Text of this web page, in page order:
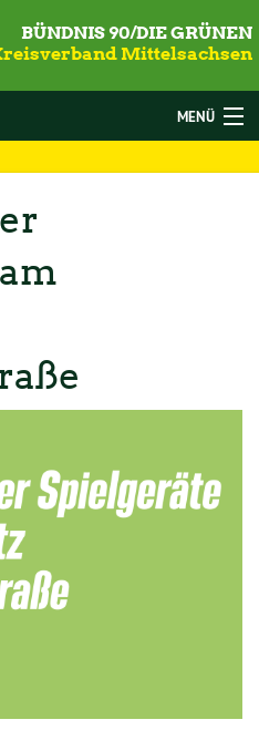
BÜNDNIS 90/DIE GRÜNEN
Mittelsachsen
MENÜ